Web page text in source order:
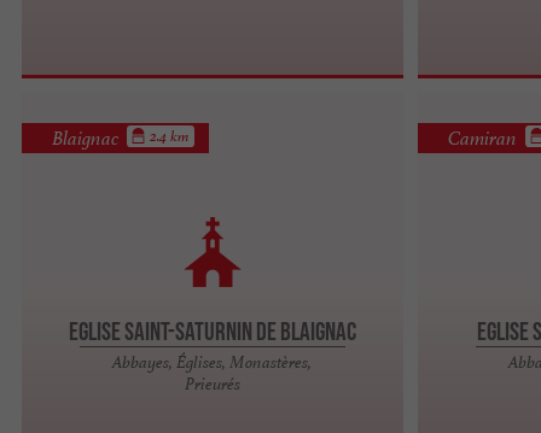
Eglise Saint-Saturnin de Blaignac
Abbayes, Églises, Monastères,
Prieurés
Blaignac 2.4 km
Eglise
Camiran